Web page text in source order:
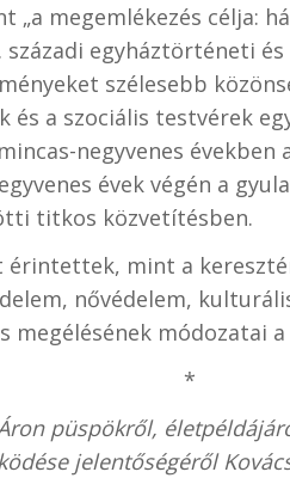
„a megemlékezés célja:
századi egyháztörténeti
szélesebb
és a szociális testvérek
negyvenes években
évek végén a
titkos közvetítésben.
mint a
nővédelem,
megélésének módozatai
*
püspökről,
jelentőségéről